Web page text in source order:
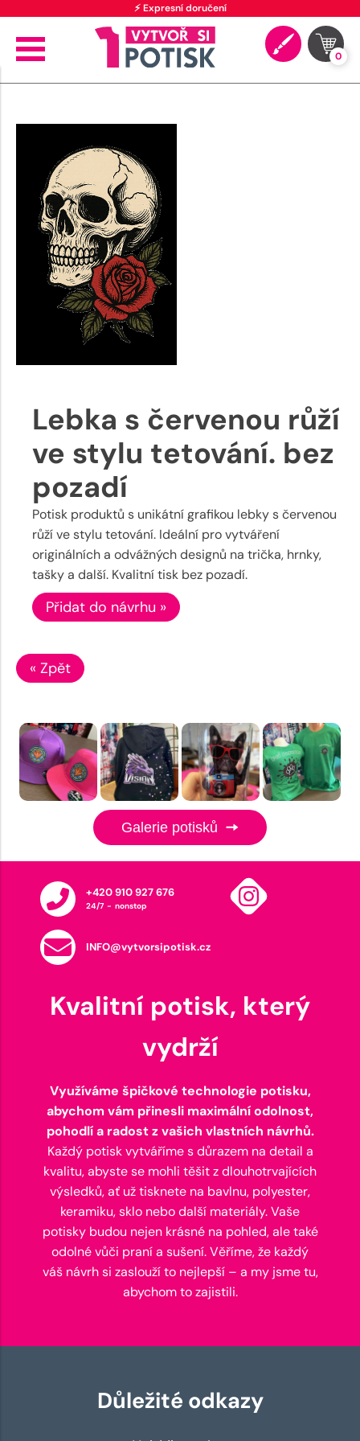
⚡ Expresní doručení
0
Lebka s červenou růží
ve stylu tetování. bez
pozadí
Potisk produktů s unikátní grafikou lebky s červenou
růží ve stylu tetování. Ideální pro vytváření
originálních a odvážných designů na trička, hrnky,
tašky a další. Kvalitní tisk bez pozadí.
Přidat do návrhu »
« Zpět
Galerie potisků
+420 910 927 676
24/7 - nonstop
INFO@vytvorsipotisk.cz
Kvalitní potisk, který
vydrží
Využíváme špičkové technologie potisku,
abychom vám přinesli maximální odolnost,
pohodlí a radost z vašich vlastních návrhů.
Každý potisk vytváříme s důrazem na detail a
kvalitu, abyste se mohli těšit z dlouhotrvajících
výsledků, ať už tisknete na bavlnu, polyester,
keramiku, sklo nebo další materiály. Vaše
potisky budou nejen krásné na pohled, ale také
odolné vůči praní a sušení. Věříme, že každý
váš návrh si zaslouží to nejlepší – a my jsme tu,
abychom to zajistili.
Důležité odkazy